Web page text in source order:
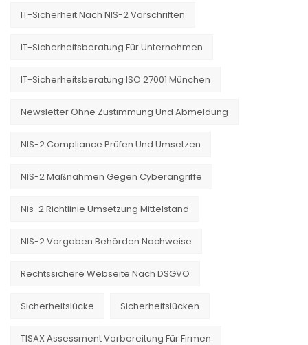
IT-Sicherheit Nach NIS-2 Vorschriften
IT-Sicherheitsberatung Für Unternehmen
IT-Sicherheitsberatung ISO 27001 München
Newsletter Ohne Zustimmung Und Abmeldung
NIS-2 Compliance Prüfen Und Umsetzen
NIS-2 Maßnahmen Gegen Cyberangriffe
Nis-2 Richtlinie Umsetzung Mittelstand
NIS-2 Vorgaben Behörden Nachweise
Rechtssichere Webseite Nach DSGVO
Sicherheitslücke Sicherheitslücken
TISAX Assessment Vorbereitung Für Firmen